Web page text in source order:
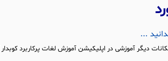
...
دیگر آموزشی در اپلیکیشن آموزش لغات پرکاربرد